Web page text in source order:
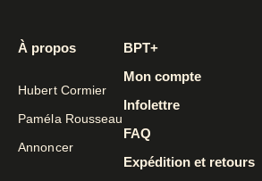
À propos
Hubert Cormier
Paméla Rousseau
Annoncer
BPT+
Mon compte
Infolettre
FAQ
Expédition et retours